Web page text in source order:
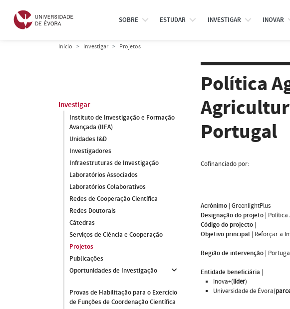
SOBRE ESTUDAR INVESTIGAR INOVAR
Início Investigar Projetos
Investigar
Instituto de Investigação e Formação
Avançada (IIFA)
Unidades I&D
Investigadores
Infraestruturas de Investigação
Laboratórios Associados
Laboratórios Colaborativos
Redes de Cooperação Científica
Redes Doutorais
Cátedras
Serviços de Ciência e Cooperação
Projetos
Publicações
Oportunidades de Investigação
Provas de Habilitação para o Exercício
de Funções de Coordenação Científica
Política
Portugal
Cofinanciado por:
Acrónimo | GreenlightPlus
Designação do projeto | Política
Código do projecto |
Objetivo principal | Reforçar a
Região de intervenção |
Entidade beneficiária |
Inova+(líder)
Universidade de Évora(